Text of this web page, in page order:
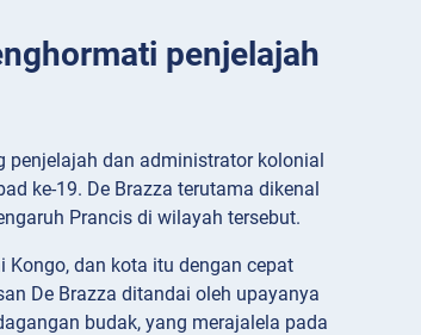
penjelajah
penjelajah dan administrator kolonial
ke-19. De Brazza terutama dikenal
Prancis di wilayah tersebut.
dan kota itu dengan cepat
De Brazza ditandai oleh upayanya
budak, yang merajalela pada